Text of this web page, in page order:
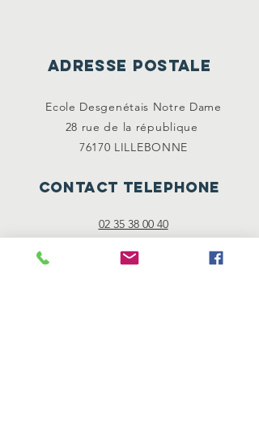
ADRESSE POSTALE
Ecole Desgenétais Notre Dame
28 rue de la république
76170 LILLEBONNE
CONTACT TELEPHONE
02 35 38 00 40